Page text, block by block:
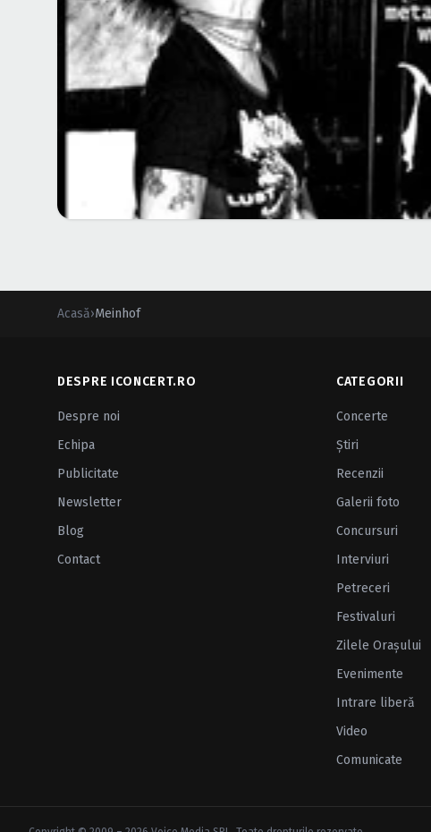
Acasă›Meinhof
DESPRE ICONCERT.RO
Despre noi
Echipa
Publicitate
Newsletter
Blog
Contact
CATEGORII
Concerte
Ştiri
Recenzii
Galerii foto
Concursuri
Interviuri
Petreceri
Festivaluri
Zilele Oraşului
Evenimente
Intrare liberă
Video
Comunicate